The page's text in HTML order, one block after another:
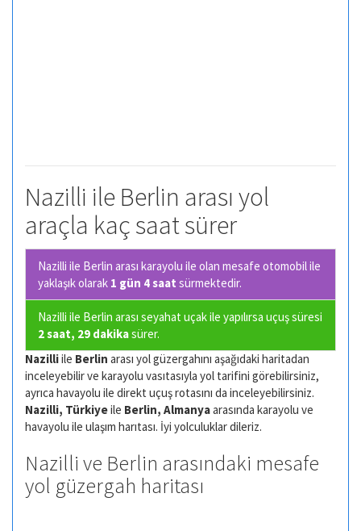
Nazilli ile Berlin arası yol
araçla kaç saat sürer
Nazilli ile Berlin arası karayolu ile olan mesafe otomobil ile
yaklaşık olarak 1 gün 4 saat sürmektedir.
Nazilli ile Berlin arası seyahat uçak ile yapılırsa uçuş süresi
2 saat, 29 dakikasürer.
Nazilliile Berlin arası yol güzergahını aşağıdaki haritadan
inceleyebilir ve karayolu vasıtasıyla yol tarifini görebilirsiniz,
ayrıca havayolu ile direkt uçuş rotasını da inceleyebilirsiniz.
Nazilli, Türkiyeile Berlin, Almanyaarasında karayolu ve
havayolu ile ulaşım harıtası. İyi yolculuklar dileriz.
Nazilli ve Berlin arasındaki mesafe
yol güzergah haritası